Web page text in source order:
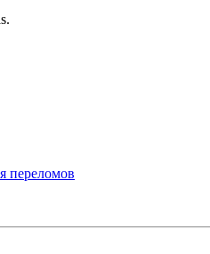
переломов